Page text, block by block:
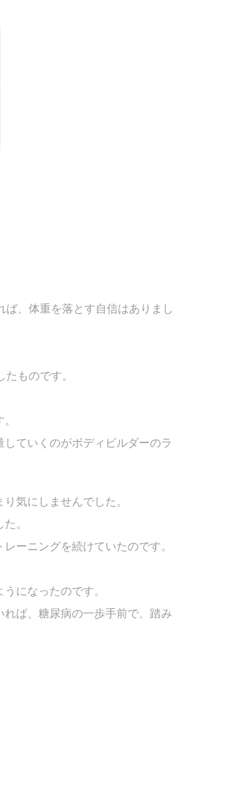
、体重を落とす自信はありまし
ものです。
ていくのがボディビルダーのラ
気にしませんでした。
。
ーニングを続けていたのです。
になったのです。
ば、糖尿病の一歩手前で、踏み